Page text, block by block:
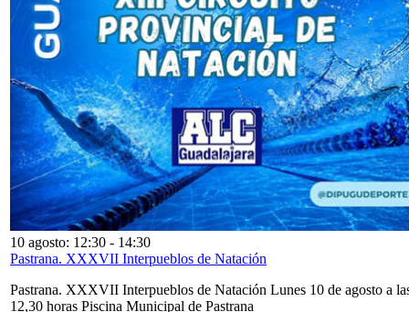
10 agosto: 12:30 - 14:30
Pastrana. XXXVII Interpueblos de Natación
Pastrana. XXXVII Interpueblos de Natación Lunes 10 de agosto a
12,30 horas Piscina Municipal de Pastrana